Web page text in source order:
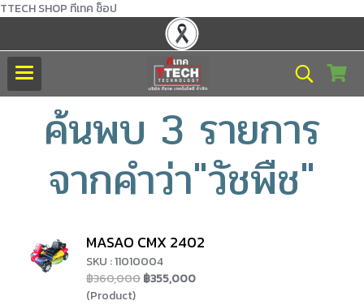
TTECH SHOP ทีเทค ช็อป
ค้นพบ 3 รายการ
จากคำว่า"วัชพืช"
MASAO CMX 2402
SKU : 11010004
฿360,000฿355,000
(Product)